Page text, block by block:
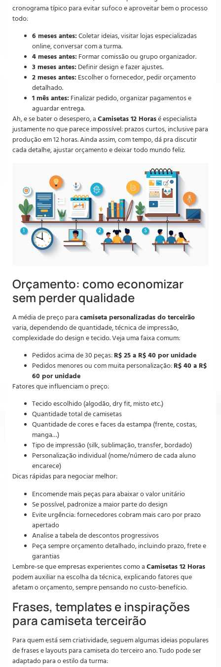
cronograma típico para evitar sufoco e aproveitar bem o processo
todo:
6 meses antes: Coletar ideias, visitar lojas especializadas
online, conversar com a turma.
4 meses antes: Formar comissão ou grupo organizador.
3 meses antes: Definir design e fazer ajustes.
2 meses antes: Escolher o fornecedor, pedir orçamento
detalhado.
1 mês antes: Finalizar pedido, organizar pagamentos e
aguardar entrega.
Ah, e se bater o desespero, a Camisetas 12 Horasé especialista
justamente no que parece impossível: prazos curtos, inclusive para
produção em 12 horas. Ainda assim, com tempo, dá pra discutir
cada detalhe, ajustar orçamento e deixar todo mundo feliz.
Orçamento: como economizar
sem perder qualidade
A média de preço para camiseta personalizadas do terceirão
varia, dependendo de quantidade, técnica de impressão,
complexidade do design e tecido. Veja uma faixa comum:
Pedidos acima de 30 peças: R$ 25 a R$ 40 por unidade
Pedidos menores ou com muita personalização: R$ 40 a R$
60 por unidade
Fatores que influenciam o preço:
Tecido escolhido (algodão, dry fit, misto etc.)
Quantidade total de camisetas
Quantidade de cores e faces da estampa (frente, costas,
manga…)
Tipo de impressão (silk, sublimação, transfer, bordado)
Personalização individual (nome/número de cada aluno
encarece)
Dicas rápidas para negociar melhor:
Encomende mais peças para abaixar o valor unitário
Se possível, padronize a maior parte do design
Evite urgência: fornecedores cobram mais caro por prazo
apertado
Analise a tabela de descontos progressivos
Peça sempre orçamento detalhado, incluindo prazo, frete e
garantias
Lembre-se que empresas experientes como a Camisetas 12 Horas
podem auxiliar na escolha da técnica, explicando fatores que
afetam o orçamento, sempre pensando no custo-benefício.
Frases, templates e inspirações
para camiseta terceirão
Para quem está sem criatividade, seguem algumas ideias populares
de frases e layouts para camiseta do terceiro ano. Tudo pode ser
adaptado para o estilo da turma: